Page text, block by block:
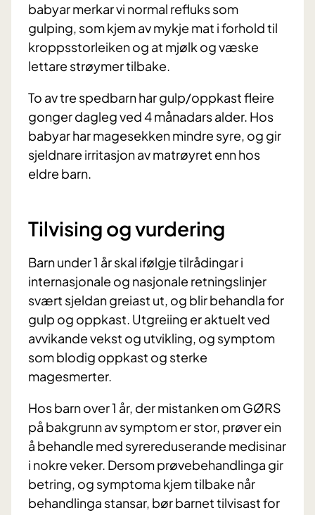
babyar merkar vi normal refluks som
gulping, som kjem av mykje mat i forhold til
kroppsstorleiken og at mjølk og væske
lettare strøymer tilbake.
To av tre spedbarn har gulp/oppkast fleire
gonger dagleg ved 4 månadars alder. Hos
babyar har magesekken mindre syre, og gir
sjeldnare irritasjon av matrøyret enn hos
eldre barn.
Tilvising og vurdering
Barn under 1 år skal ifølgje tilrådingar i
internasjonale og nasjonale retningslinjer
svært sjeldan greiast ut, og blir behandla for
gulp og oppkast. Utgreiing er aktuelt ved
avvikande vekst og utvikling, og symptom
som blodig oppkast og sterke
magesmerter.
Hos barn over 1 år, der mistanken om GØRS
på bakgrunn av symptom er stor, prøver ein
å behandle med syrereduserande medisinar
i nokre veker. Dersom prøvebehandlinga gir
betring, og symptoma kjem tilbake når
behandlinga stansar, bør barnet tilvisast for